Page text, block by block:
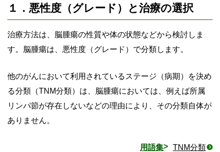
１．悪性度（グレード）と治療の選択
治療方法は、脳腫瘍の性質や体の状態などから検討しま
す。脳腫瘍は、悪性度（グレード）で分類します。
他のがんにおいて利用されているステージ（病期）を決め
る分類（TNM分類）は、脳腫瘍においては、例えば所属
リンパ節が存在しないなどの理由により、その分類自体が
ありません。
用語集 TNM分類